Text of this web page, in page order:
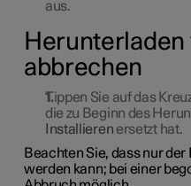
aus.
abbrechen
Tippen Sie auf das
die zu Beginn des
Installieren ersetzt hat.
Beachten Sie, dass nur
werden kann; bei einer